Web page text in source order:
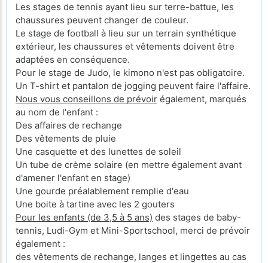
Les stages de tennis ayant lieu sur terre-battue, les
chaussures peuvent changer de couleur.
Le stage de football à lieu sur un terrain synthétique
extérieur, les chaussures et vêtements doivent être
adaptées en conséquence.
Pour le stage de Judo, le kimono n'est pas obligatoire.
Un T-shirt et pantalon de jogging peuvent faire l'affaire.
Nous vous conseillons de prévoir également, marqués
au nom de l'enfant :
Des affaires de rechange
Des vêtements de pluie
Une casquette et des lunettes de soleil
Un tube de crème solaire (en mettre également avant
d'amener l'enfant en stage)
Une gourde préalablement remplie d'eau
Une boite à tartine avec les 2 gouters
Pour les enfants (de 3,5 à 5 ans) des stages de baby-
tennis, Ludi-Gym et Mini-Sportschool, merci de prévoir
également :
des vêtements de rechange, langes et lingettes au cas